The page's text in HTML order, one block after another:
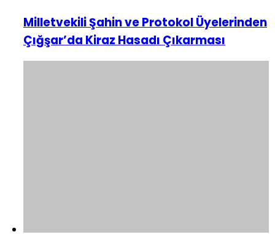
Milletvekili Şahin ve Protokol Üyelerinden
Çığşar’da Kiraz Hasadı Çıkarması